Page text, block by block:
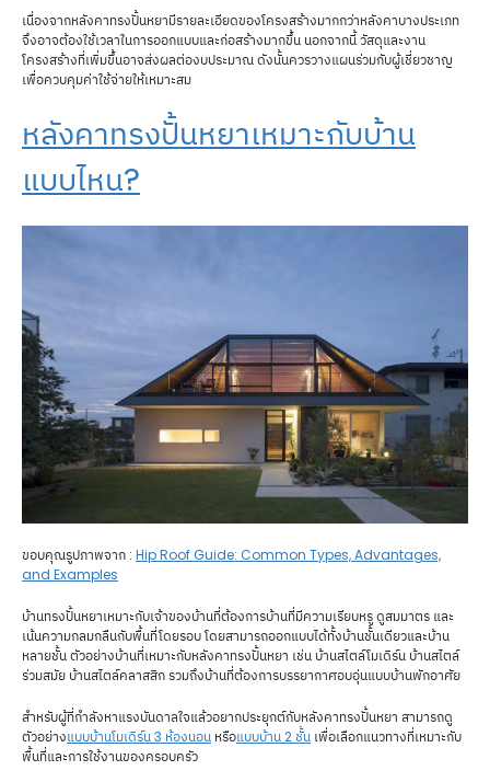
เนื่องจากหลังคาทรงปั้นหยามีรายละเอียดของโครงสร้างมากกว่าหลังคาบางประเภท
จึงอาจต้องใช้เวลาในการออกแบบและก่อสร้างมากขึ้น นอกจากนี้ วัสดุและงาน
โครงสร้างที่เพิ่มขึ้นอาจส่งผลต่องบประมาณ ดังนั้นควรวางแผนร่วมกับผู้เชี่ยวชาญ
เพื่อควบคุมค่าใช้จ่ายให้เหมาะสม
หลังคาทรงปั้นหยาเหมาะกับบ้าน
แบบไหน?
ขอบคุณรูปภาพจาก : Hip Roof Guide: Common Types, Advantages,
and Examples
บ้านทรงปั้นหยาเหมาะกับเจ้าของบ้านที่ต้องการบ้านที่มีความเรียบหรู ดูสมมาตร และ
เน้นความกลมกลืนกับพื้นที่โดยรอบ โดยสามารถออกแบบได้ทั้งบ้านชั้นเดียวและบ้าน
หลายชั้น ตัวอย่างบ้านที่เหมาะกับหลังคาทรงปั้นหยา เช่น บ้านสไตล์โมเดิร์น บ้านสไตล์
ร่วมสมัย บ้านสไตล์คลาสสิก รวมถึงบ้านที่ต้องการบรรยากาศอบอุ่นแบบบ้านพักอาศัย
สำหรับผู้ที่กำลังหาแรงบันดาลใจแล้วอยากประยุกต์กับหลังคาทรงปั้นหยา สามารถดู
ตัวอย่างแบบบ้านโมเดิร์น 3 ห้องนอน หรือแบบบ้าน 2 ชั้น เพื่อเลือกแนวทางที่เหมาะกับ
พื้นที่และการใช้งานของครอบครัว